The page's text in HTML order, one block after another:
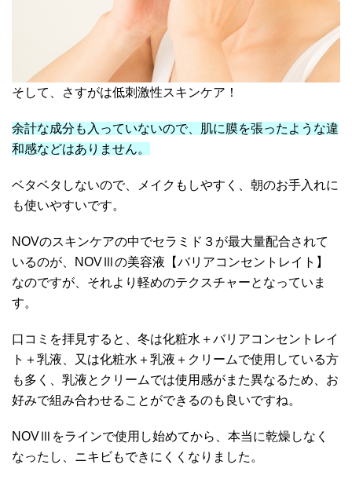
そして、さすがは低刺激性スキンケア！
余計な成分も入っていないので、肌に膜を張ったような違
和感などはありません。
ベタベタしないので、メイクもしやすく、朝のお手入れに
も使いやすいです。
NOVのスキンケアの中でセラミド３が最大量配合されて
いるのが、NOVⅢの美容液【バリアコンセントレイト】
なのですが、それより軽めのテクスチャーとなっていま
す。
口コミを拝見すると、冬は化粧水＋バリアコンセントレイ
ト＋乳液、又は化粧水＋乳液＋クリームで使用している方
も多く、乳液とクリームでは使用感がまた異なるため、お
好みで組み合わせることができるのも良いですね。
NOVⅢをラインで使用し始めてから、本当に乾燥しなく
なったし、ニキビもできにくくなりました。